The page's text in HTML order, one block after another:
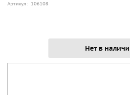
Артикул: 106108
Нет в